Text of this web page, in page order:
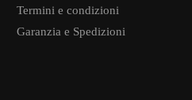
Termini e condizioni
Garanzia e Spedizioni